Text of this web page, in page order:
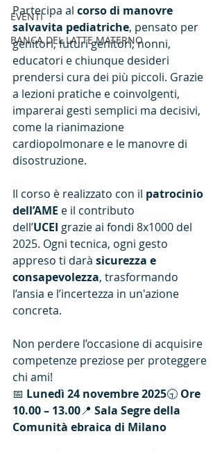
EVENTI
BANCA DEL LATTE MATERNO
Partecipa al corso di manovre
salvavita pediatriche, pensato per
genitori, futuri genitori, nonni,
educatori e chiunque desideri
prendersi cura dei più piccoli. Grazie
a lezioni pratiche e coinvolgenti,
imparerai gesti semplici ma decisivi,
come la rianimazione
cardiopolmonare e le manovre di
disostruzione.
Il corso è realizzato con il patrocinio
dell’AME e il contributo
dell’UCEI grazie ai fondi 8x1000 del
2025. Ogni tecnica, ogni gesto
appreso ti darà sicurezza e
consapevolezza, trasformando
l’ansia e l’incertezza in un'azione
concreta.
Non perdere l’occasione di acquisire
competenze preziose per proteggere
chi ami!
📅 Lunedì 24 novembre 2025🕤 Ore
10.00 – 13.00📍 Sala Segre della
Comunità ebraica di Milano